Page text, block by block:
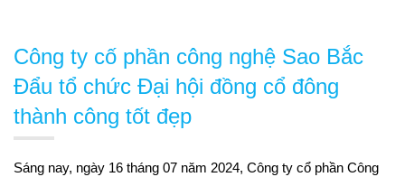
Công ty cố phần công nghệ Sao Bắc
Đẩu tổ chức Đại hội đồng cổ đông
thành công tốt đẹp
Sáng nay, ngày 16 tháng 07 năm 2024, Công ty cổ phần Công